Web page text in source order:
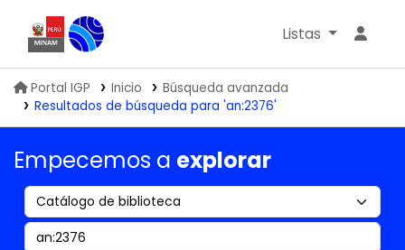
Biblioteca IGP
Listas
Portal IGP Inicio
Búsqueda avanzada
Resultados de búsqueda para 'an:2376'
Empecemos a explorar